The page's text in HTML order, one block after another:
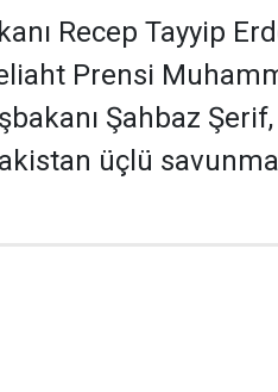
Recep Tayyip
Prensi
Şahbaz
üçlü savunma